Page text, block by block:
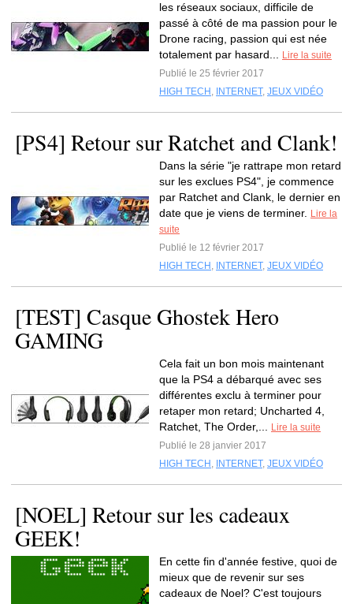
les réseaux sociaux, difficile de
passé à côté de ma passion pour le
Drone racing, passion qui est née
totalement par hasard...
Lire la suite
Publié le 25 février 2017
HIGH TECH , INTERNET, JEUX VIDÉO
[PS4] Retour sur Ratchet and Clank!
Dans la série "je rattrape mon retard
sur les exclues PS4", je commence
par Ratchet and Clank, le dernier en
date que je viens de terminer.
Lire la
suite
Publié le 12 février 2017
HIGH TECH , INTERNET, JEUX VIDÉO
[TEST] Casque Ghostek Hero
GAMING
Cela fait un bon mois maintenant
que la PS4 a débarqué avec ses
différentes exclu à terminer pour
retaper mon retard; Uncharted 4,
Ratchet, The Order,...
Lire la suite
Publié le 28 janvier 2017
HIGH TECH , INTERNET, JEUX VIDÉO
[NOEL] Retour sur les cadeaux
GEEK!
En cette fin d'année festive, quoi de
mieux que de revenir sur ses
cadeaux de Noel? C'est toujours